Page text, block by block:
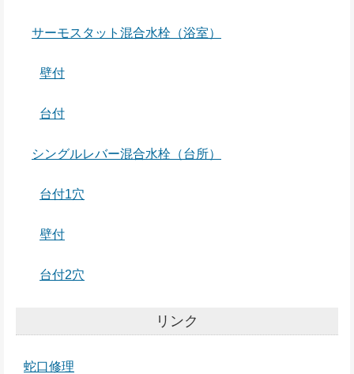
サーモスタット混合水栓（浴室）
壁付
台付
シングルレバー混合水栓（台所）
台付1穴
壁付
台付2穴
リンク
蛇口修理